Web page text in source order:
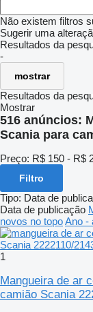
Não existem filtros
Sugerir uma
Resultados da
-
mostrar
Resultados da
Mostrar
516 anúncios:
Scania para
Preço: R$ 150 - R$
Filtro
Tipo: Data de
Data de publicação
novos no topoAno -
1
Mangueira de ar
camião Scania